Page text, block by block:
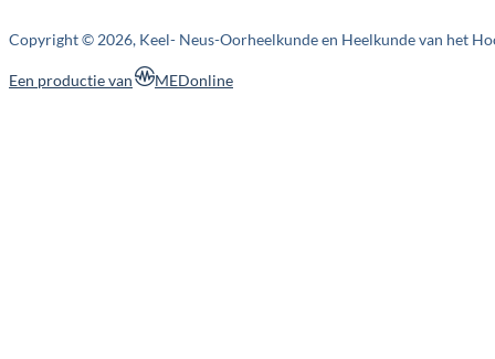
Copyright © 2026, Keel- Neus-Oorheelkunde en Heelkunde van het
MEDonline